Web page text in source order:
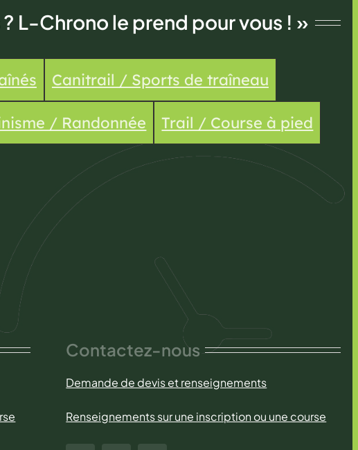
L-Chrono le prend pour vous ! »
Canitrail / Sports de traîneau
/ Randonnée Trail / Course à pied
Contactez-nous
Demande de devis et renseignements
Renseignements sur une inscription ou une course